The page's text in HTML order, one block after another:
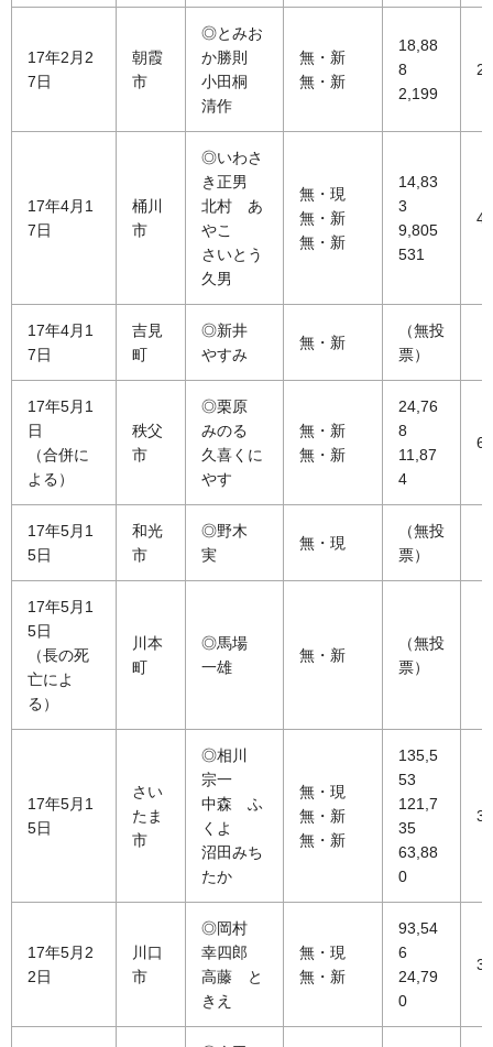
17年2月2
7日
朝霞
市
◎とみお
か勝則
小田桐
清作
無・新
無・新
18,88
8
2,199
17年4月1
7日
桶川
市
◎いわさ
き正男
北村 あ
やこ
さいとう
久男
無・現
無・新
無・新
14,83
3
9,805
531
17年4月1
7日
吉見
町
◎新井
やすみ
無・新
（無投
票）
17年5月1
日
（合併に
よる）
秩父
市
◎栗原
みのる
久喜くに
やす
無・新
無・新
24,76
8
11,87
4
17年5月1
5日
和光
市
◎野木
実
無・現
（無投
票）
17年5月1
5日
（長の死
亡によ
る）
川本
町
◎馬場
一雄
無・新
（無投
票）
17年5月1
5日
さい
たま
市
◎相川
宗一
中森 ふ
くよ
沼田みち
たか
無・現
無・新
無・新
135,5
53
121,7
35
63,88
0
17年5月2
2日
川口
市
◎岡村
幸四郎
高藤 と
きえ
無・現
無・新
93,54
6
24,79
0